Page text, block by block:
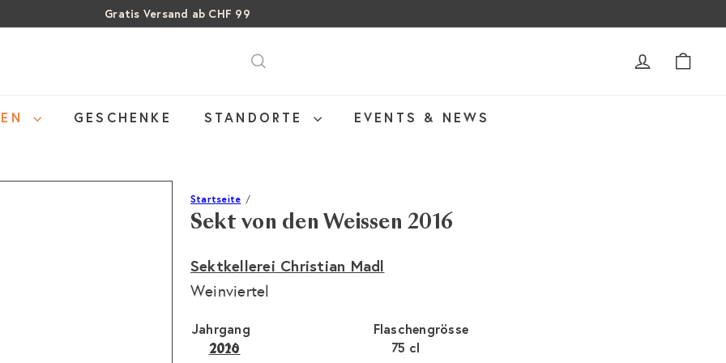
Pause
Gratis Versand ab CHF 99
Über 15% Rabatt auf Sommer Weine
SALE: Bis zu 40% auf letzte Flaschen
ACCOUNT
GESCHENKE STANDORTE EVENTS & NEWS
Startseite
Sekt von den Weissen 2016
Sektkellerei Christian Madl
Weinviertel
Flaschengrösse
75 cl
Jahrgang
2016Variante ausverkauft oder nicht verfügbar
2020